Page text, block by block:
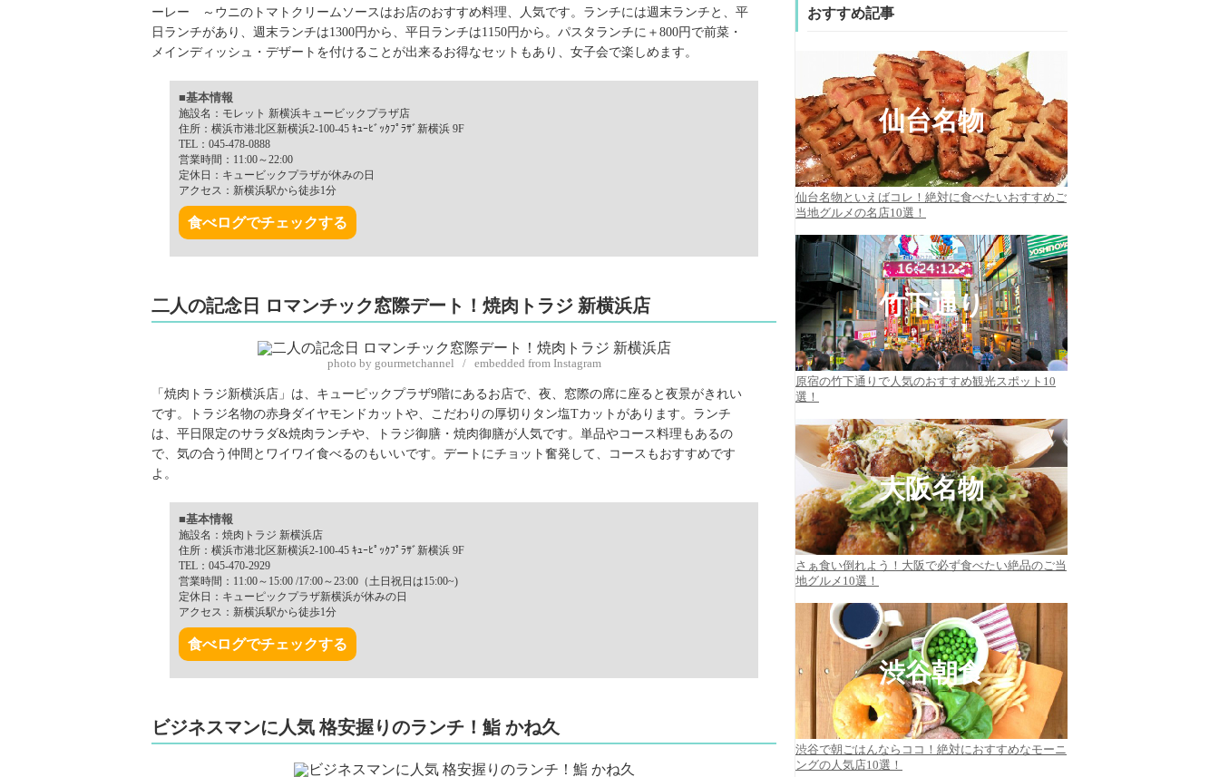
ーレー ～ウニのトマトクリームソースはお店のおすすめ料理、人気です。ランチには週末ランチと、平
日ランチがあり、週末ランチは1300円から、平日ランチは1150円から。パスタランチに＋800円で前菜・
メインディッシュ・デザートを付けることが出来るお得なセットもあり、女子会で楽しめます。
■基本情報
施設名：モレット 新横浜キュービックプラザ店
住所：横浜市港北区新横浜2-100-45 ｷｭｰﾋﾞｯｸﾌﾟﾗｻﾞ新横浜 9F
TEL：045-478-0888
営業時間：11:00～22:00
定休日：キュービックプラザが休みの日
アクセス：新横浜駅から徒歩1分
食べログでチェックする
二人の記念日 ロマンチック窓際デート！焼肉トラジ 新横浜店
photo by gourmetchannel / embedded from Instagram
「焼肉トラジ新横浜店」は、キューピックプラザ9階にあるお店で、夜、窓際の席に座ると夜景がきれい
です。トラジ名物の赤身ダイヤモンドカットや、こだわりの厚切りタン塩Tカットがあります。ランチ
は、平日限定のサラダ&焼肉ランチや、トラジ御膳・焼肉御膳が人気です。単品やコース料理もあるの
で、気の合う仲間とワイワイ食べるのもいいです。デートにチョット奮発して、コースもおすすめです
よ。
■基本情報
施設名：焼肉トラジ 新横浜店
住所：横浜市港北区新横浜2-100-45 ｷｭｰﾋﾟｯｸﾌﾟﾗｻﾞ新横浜 9F
TEL：045-470-2929
営業時間：11:00～15:00 /17:00～23:00（土日祝日は15:00~)
定休日：キューピックプラザ新横浜が休みの日
アクセス：新横浜駅から徒歩1分
食べログでチェックする
ビジネスマンに人気 格安握りのランチ！鮨 かね久
おすすめ記事
仙台名物
仙台名物といえばコレ！絶対に食べたいおすすめご
当地グルメの名店10選！
竹下通り
原宿の竹下通りで人気のおすすめ観光スポット10
選！
大阪名物
さぁ食い倒れよう！大阪で必ず食べたい絶品のご当
地グルメ10選！
渋谷朝食
渋谷で朝ごはんならココ！絶対におすすめなモーニ
ングの人気店10選！